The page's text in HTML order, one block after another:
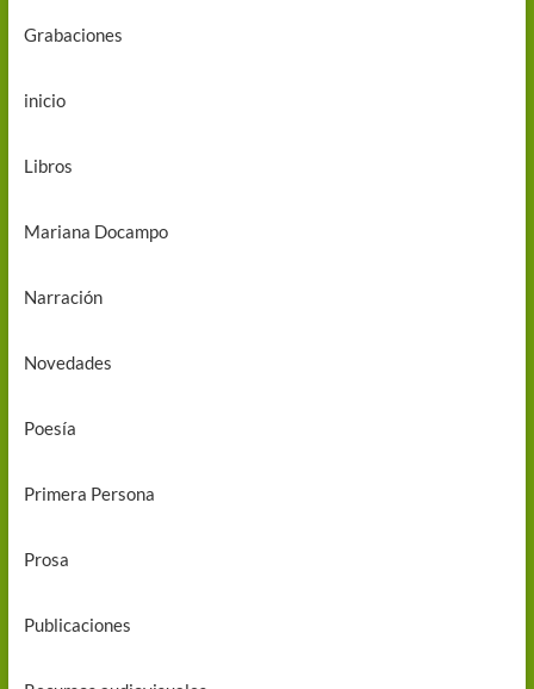
Grabaciones
inicio
Libros
Mariana Docampo
Narración
Novedades
Poesía
Primera Persona
Prosa
Publicaciones